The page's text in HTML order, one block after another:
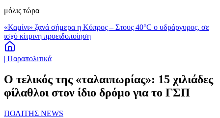
μόλις τώρα
«Καμίνι» ξανά σήμερα η Κύπρος – Στους 40°C ο υδράργυρος, σε
ισχύ κίτρινη προειδοποίηση
| Παραπολιτικά
Ο τελικός της «ταλαιπωρίας»: 15 χιλιάδες
φίλαθλοι στον ίδιο δρόμο για το ΓΣΠ
ΠΟΛΙΤΗΣ NEWS